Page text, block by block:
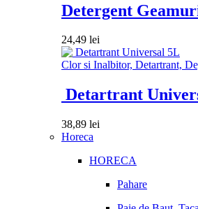
Detergent
24,49 lei
Clor si Inalbitor, Detartrant,
Detartrant
38,89 lei
Horeca
HORECA
Pahare